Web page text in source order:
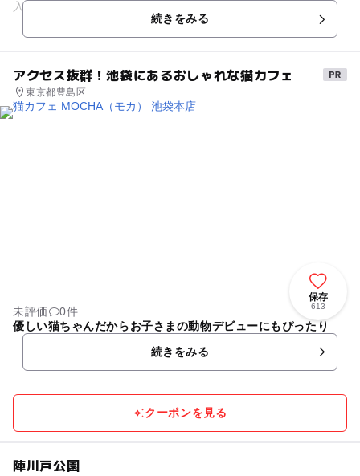
入ると面積3556平方メートルの土の広場の中央に巨大なカメが
横たわっています。子ど...続きをみる
アクセス抜群！池袋にあるおしゃれな猫カフェ
東京都豊島区
保存
613
未評価
0件
優しい猫ちゃんだからお子さまの動物デビューにもぴったり
続きをみる
クーポンを見る
陣川戸公園